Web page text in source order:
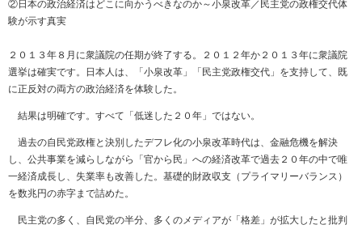
②日本の政治経済はどこに向かうべきなのか～小泉改革／民主党の政権交代体
験が示す真実
２０１３年８月に衆議院の任期が終了する。２０１２年か２０１３年に衆議院
選挙は確実です。日本人は、「小泉改革」「民主党政権交代」を支持して、既
に正反対の両方の政治経済を体験した。
結果は明確です。すべて「低迷した２０年」ではない。
過去の自民党政権と決別したデフレ化の小泉改革時代は、金融危機を解決
し、公共事業を減らしながら「官から民」への経済改革で過去２０年の中で唯
一経済成長し、失業率も改善した。基礎的財政収支（プライマリーバランス）
を数兆円の赤字まで詰めた。
民主党の多く、自民党の半分、多くのメディアが「格差」が拡大したと批判